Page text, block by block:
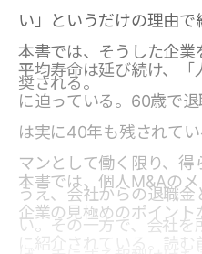
い」というだけの理由で
本書では、そうした企
奨される。
平均寿命は延び続け、「
に迫っている。60歳で
は実に40年も残されて
マンとして働く限り、得
うえ、会社からの退職
い。その一方で、会社
本書では、個人M&Aの
企業の見極めのポイント
に紹介されている。読